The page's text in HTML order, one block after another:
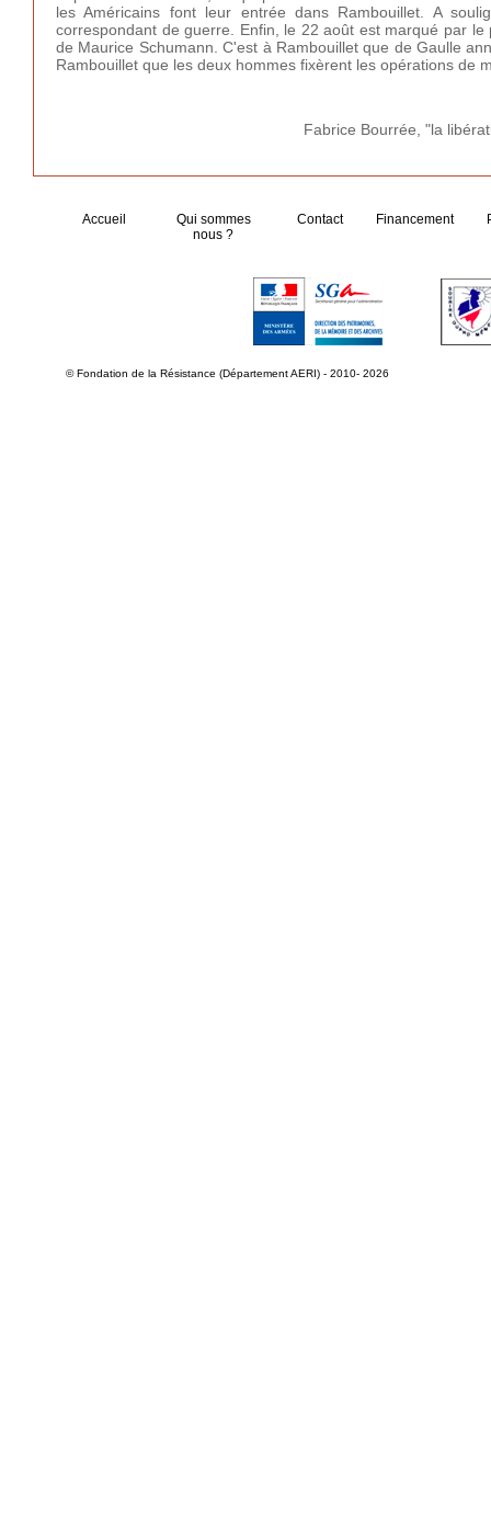
les Américains font leur entrée dans Rambouillet. A
correspondant de guerre. Enfin, le 22 août est marqué par
de Maurice Schumann. C'est à Rambouillet que de Gaulle
Rambouillet que les deux hommes fixèrent les opérations de
Fabrice Bourrée, "la
Accueil
Qui sommes
nous ?
Contact Financement
© Fondation de la Résistance (Département AERI) - 2010- 2026